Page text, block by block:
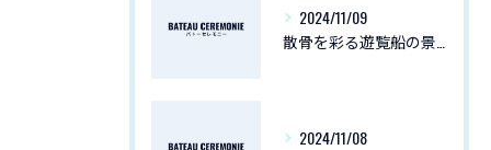
2024/11/09
2024/11/08